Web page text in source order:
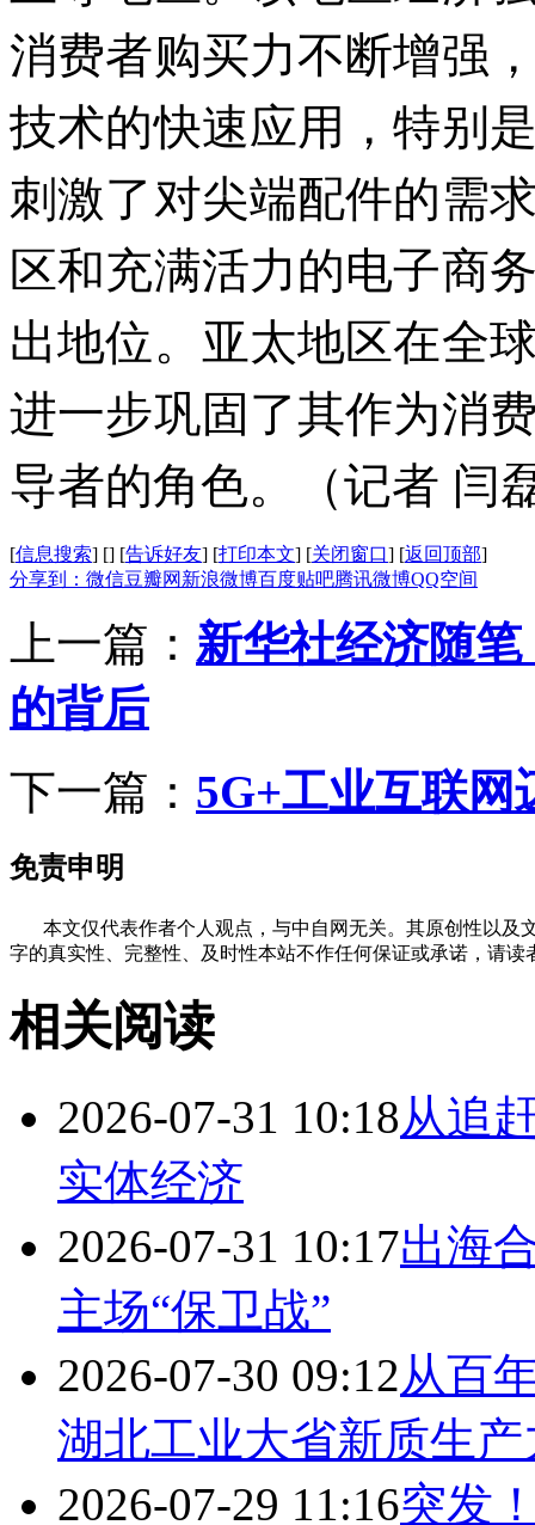
消费者购买力不断增强
技术的快速应用，特别
刺激了对尖端配件的需
区和充满活力的电子商
出地位。亚太地区在全
进一步巩固了其作为消
导者的角色。（记者 闫
[信息搜索] [] [告诉好友] [打印本文] [关闭窗口] [返回顶部]
分享到： 微信豆瓣网 新浪微博百度贴吧腾讯微博QQ空间
上一篇： 新华社经济随
的背后
下一篇： 5G+工业互联网
免责申明
本文仅代表作者个人观点，与中自网无关。其原创性以及
字的真实性、完整性、及时性本站不作任何保证或承诺，请
相关阅读
2026-07-31 10:18从追
实体经济
2026-07-31 10:17出海
主场“保卫战”
2026-07-30 09:12从百
湖北工业大省新质生产
2026-07-29 11:16突发